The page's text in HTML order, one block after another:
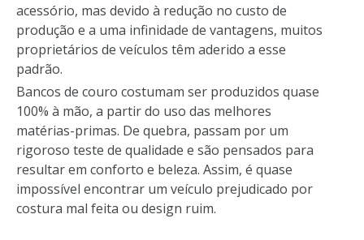
acessório, mas devido à redução no custo de
produção e a uma infinidade de vantagens, muitos
proprietários de veículos têm aderido a esse
padrão.
Bancos de couro costumam ser produzidos quase
100% à mão, a partir do uso das melhores
matérias-primas. De quebra, passam por um
rigoroso teste de qualidade e são pensados para
resultar em conforto e beleza. Assim, é quase
impossível encontrar um veículo prejudicado por
costura mal feita ou design ruim.